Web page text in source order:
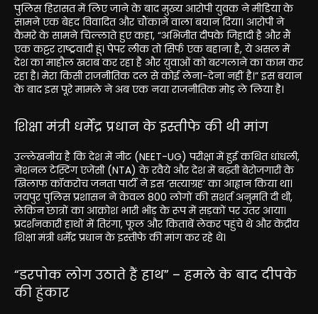
पुलिस हिरासत में लिए जाने के बाद मुख्य आरोपी युवक ने मीडिया के
सामने एक बेहद विवादित और चौंकाने वाला बयान दिया। आरोपी ने
कैमरे के सामने चिल्लाते हुए कहा, “अभिजीत दीपके जिहादी है और मैं
एक कट्टर राष्ट्रवादी हूं। पेपर लीक तो सिर्फ एक बहाना है, ये असल में
देश का माहौल खराब कर रहा है और युवाओं को बरगलाने का काम कर
रहा है। मेरा किसी राजनीतिक दल से कोई लेना-देना नहीं है।” इस बयान
के बाद इस पूरे मामले ने अब एक नया राजनीतिक मोड़ ले लिया है।
शिक्षा मंत्री धर्मेंद्र प्रधान के इस्तीफे की थी मांग
उल्लेखनीय है कि देश में नीट (NEET-UG) परीक्षा में हुई कथित धांधली,
नेशनल टेस्टिंग एजेंसी (NTA) के रवैये और देश में बढ़ती बेरोजगारी के
खिलाफ कॉकरोच जनता पार्टी ने इस ‘सत्याग्रह’ का आह्वान किया था।
जयपुर पुलिस प्रशासन ने केवल 800 लोगों की सशर्त अनुमति दी थी,
लेकिन छात्रों का आक्रोश भारी भीड़ के रूप में सड़कों पर उतर आया।
प्रदर्शनकारी हाथों में तिरंगा, फूल और किताबें लेकर पहुंचे थे और केंद्रीय
शिक्षा मंत्री धर्मेंद्र प्रधान के इस्तीफे की मांग कर रहे थे।
“डरपोक लोग उठाते हैं हाथ” – हमले के बाद दीपके
की हुंकार